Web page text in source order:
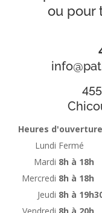
ou pour
Heures d'ouverture
Lundi Fermé
Mardi 8h à 18h
Mercredi 8h à 18h
Jeudi 8h à